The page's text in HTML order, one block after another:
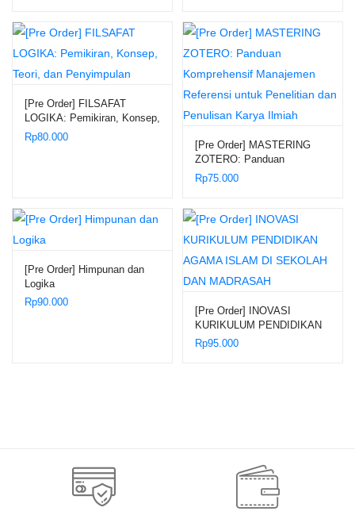
[Pre Order] FILSAFAT
LOGIKA: Pemikiran, Konsep,
Teori, dan Penyimpulan
Rp80.000
[Pre Order] MASTERING
ZOTERO: Panduan
Komprehensif Manajemen
Referensi untuk Penelitian
Rp75.000
[Pre Order] Himpunan dan
Logika
Rp90.000
[Pre Order] INOVASI
KURIKULUM PENDIDIKAN
AGAMA ISLAM DI
Rp95.000